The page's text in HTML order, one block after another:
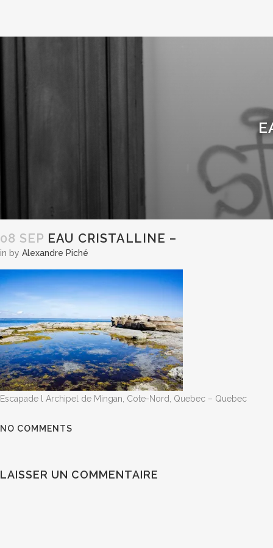
08 SEP EAU CRISTALLINE –
in by Alexandre Piché
Escapade l Archipel de Mingan, Cote-Nord, Quebec – Quebec
NO COMMENTS
LAISSER UN COMMENTAIRE